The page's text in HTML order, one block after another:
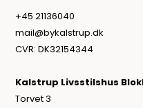
+45 21136040
mail@bykalstrup.dk
CVR: DK32154344
Kalstrup Livsstilshus
Torvet 3